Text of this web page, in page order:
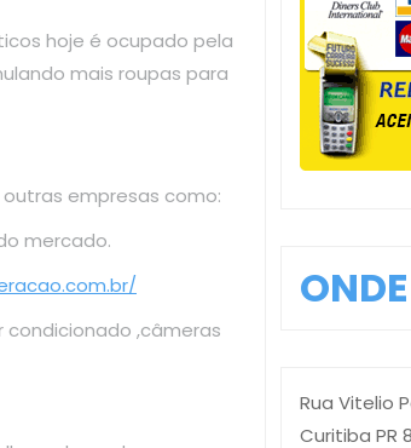
hoje é ocupado pela
mais roupas para
empresas como:
mercado.
condicionado ,câmeras
Rua Vitelio
Curitiba PR